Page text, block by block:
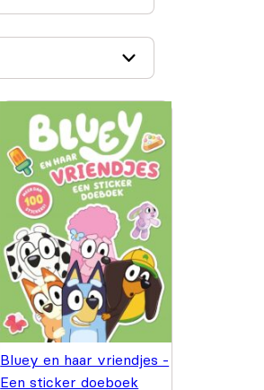
Bluey en haar vriendjes -
Een sticker doeboek